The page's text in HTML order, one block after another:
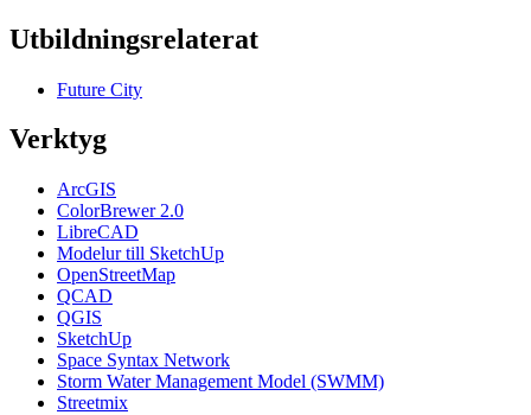
Utbildningsrelaterat
Future City
Verktyg
ArcGIS
ColorBrewer 2.0
LibreCAD
Modelur till SketchUp
OpenStreetMap
QCAD
QGIS
SketchUp
Space Syntax Network
Storm Water Management Model (SWMM)
Streetmix